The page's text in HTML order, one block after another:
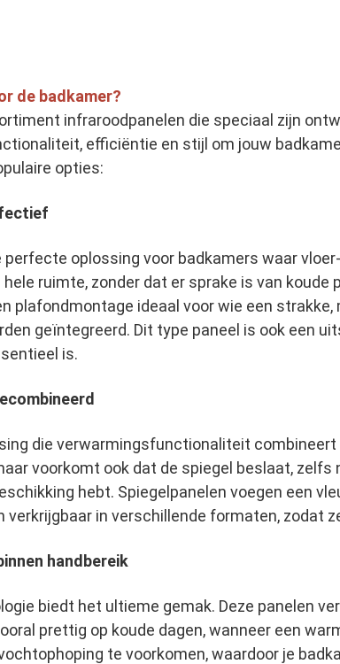
de badkamer?
infraroodpanelen die speciaal zijn
efficiëntie en stijl om jouw
opties:
oplossing voor badkamers waar
ruimte, zonder dat er sprake is van
plafondmontage ideaal voor wie een
geïntegreerd. Dit type paneel is ook een
is.
die verwarmingsfunctionaliteit
voorkomt ook dat de spiegel beslaat,
hebt. Spiegelpanelen voegen een
in verschillende formaten, zodat
handbereik
biedt het ultieme gemak. Deze panelen
prettig op koude dagen, wanneer een
te voorkomen, waardoor je